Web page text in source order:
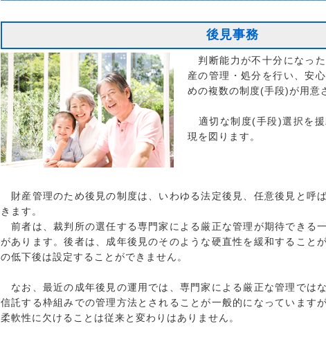
後見事務
判断能力が不十分になっ
産の管理・処分を行い、安
めの複数の制度(手段)が用意
適切な制度(手段)選択を援
現を図ります。
財産管理のため後見の制度は、いわゆる法定後見、任意後見と呼
きます。
前者は、裁判所の選任する専門家による厳正な管理が期待できる
があります。後者は、成年後見のそのような硬直性を緩和すること
の低下後は設定することができません。
なお、最近の成年後見の運用では、専門家による厳正な管理では
信託する枠組みでの管理方法とされることが一般的になっています
柔軟性に欠けることは従来と変わりはありません。